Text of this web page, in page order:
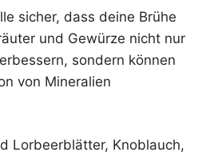
sicher, dass deine Brühe
und Gewürze nicht nur
sondern können
von Mineralien
Lorbeerblätter, Knoblauch,